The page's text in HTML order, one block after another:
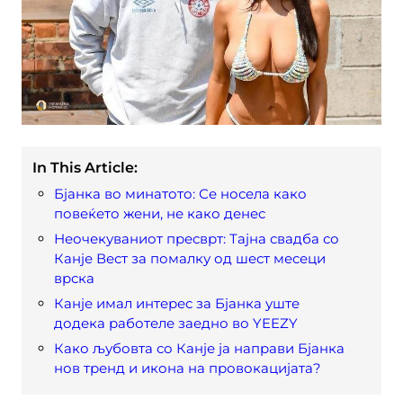
In This Article:
Бјанка во минатото: Се носела како
повеќето жени, не како денес
Неочекуваниот пресврт: Тајна свадба со
Канје Вест за помалку од шест месеци
врска
Канје имал интерес за Бјанка уште
додека работеле заедно во YEEZY
Како љубовта со Канје ја направи Бјанка
нов тренд и икона на провокацијата?